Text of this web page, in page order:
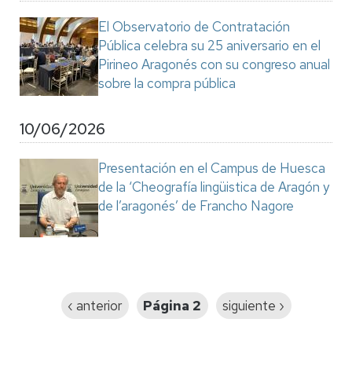
El Observatorio de Contratación
Pública celebra su 25 aniversario en el
Pirineo Aragonés con su congreso anual
sobre la compra pública
10/06/2026
Presentación en el Campus de Huesca
de la ‘Cheografía lingüistica de Aragón y
de l’aragonés’ de Francho Nagore
Página
‹ anterior Página 2
Siguiente
siguiente ›